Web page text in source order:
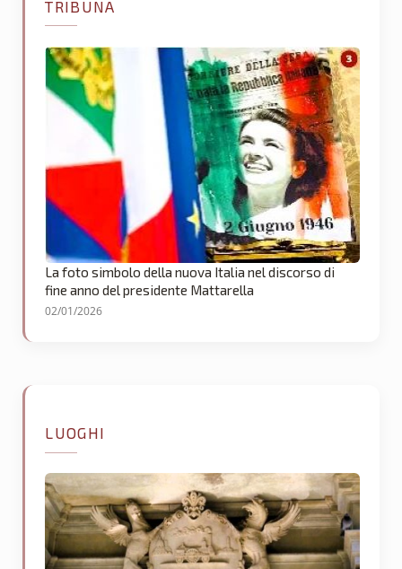
TRIBUNA
La foto simbolo della nuova Italia nel discorso di
fine anno del presidente Mattarella
02/01/2026
LUOGHI